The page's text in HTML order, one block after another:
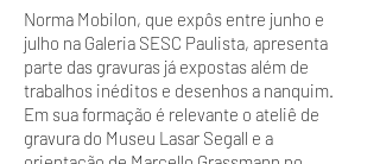
Norma Mobilon, que expôs entre junho e
julho na Galeria SESC Paulista, apresenta
parte das gravuras já expostas além de
trabalhos inéditos e desenhos a nanquim.
Em sua formação é relevante o ateliê de
gravura do Museu Lasar Segall e a